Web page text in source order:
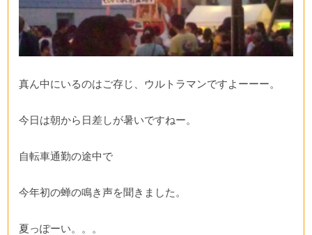
真ん中にいるのはご存じ、ウルトラマンですよーーー。
今日は朝から日差しが暑いですねー。
自転車通勤の途中で
今年初の蝉の鳴き声を聞きました。
夏っぽーい。。。